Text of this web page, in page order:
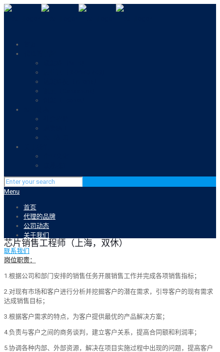
Menu
首页
代理的品牌
公司动态
关于我们
联系我们
芯片销售工程师（上海，双休）
岗位职责：
1. 根据公司和部门安排的销售任务开展销售工作并完成各项销售指标；
2. 对现有市场和客户进行分析并挖掘客户的潜在需求，引导客户的现有需求
达成销售目标；
3. 根据客户需求的特点，为客户提供最优的产品解决方案；
4. 负责与客户之间的商务谈判，建立客户关系，提高合同额和利润率；
5. 协调各种内部、外部资源，解决在项目实施过程中出现的问题，提高客户